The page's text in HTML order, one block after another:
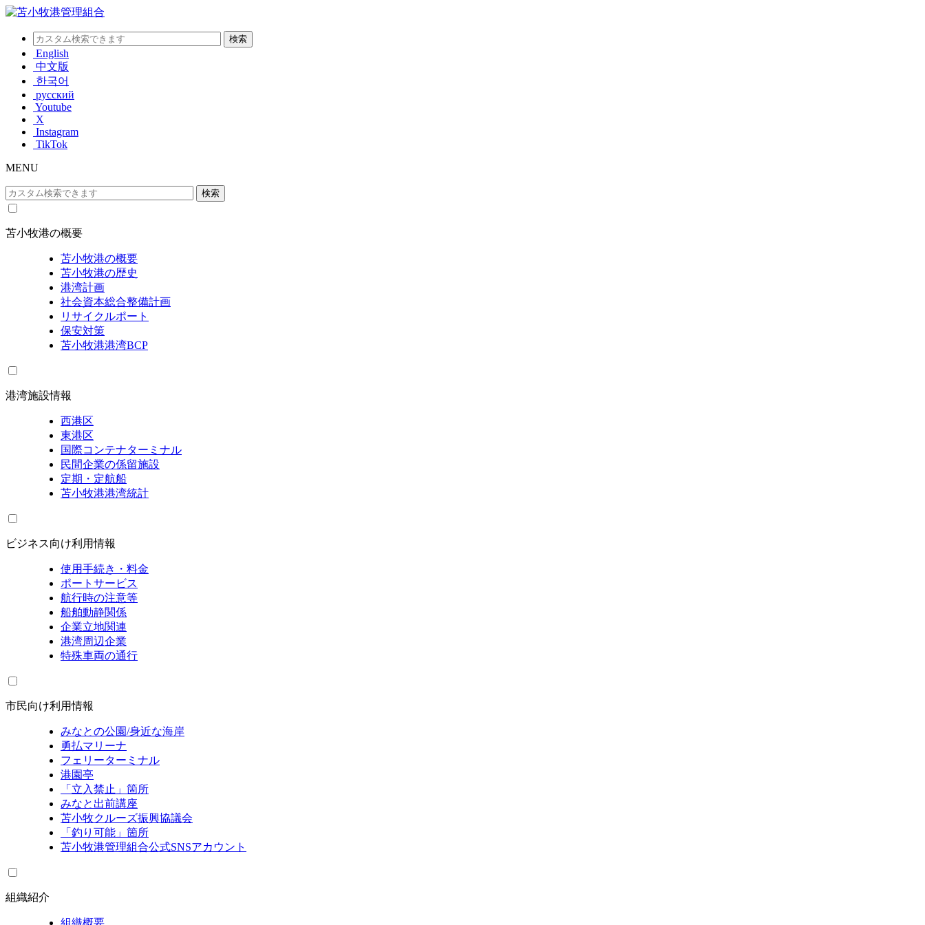
English
中文版
한국어
русский
Youtube
X
Instagram
TikTok
MENU
苫小牧港の概要
苫小牧港の概要
苫小牧港の歴史
港湾計画
社会資本総合整備計画
リサイクルポート
保安対策
苫小牧港港湾BCP
港湾施設情報
西港区
東港区
国際コンテナターミナル
民間企業の係留施設
定期・定航船
苫小牧港港湾統計
ビジネス向け利用情報
使用手続き・料金
ポートサービス
航行時の注意等
船舶動静関係
企業立地関連
港湾周辺企業
特殊車両の通行
市民向け利用情報
みなとの公園/身近な海岸
勇払マリーナ
フェリーターミナル
港園亭
「立入禁止」箇所
みなと出前講座
苫小牧クルーズ振興協議会
「釣り可能」箇所
苫小牧港管理組合公式SNSアカウント
組織紹介
組織概要